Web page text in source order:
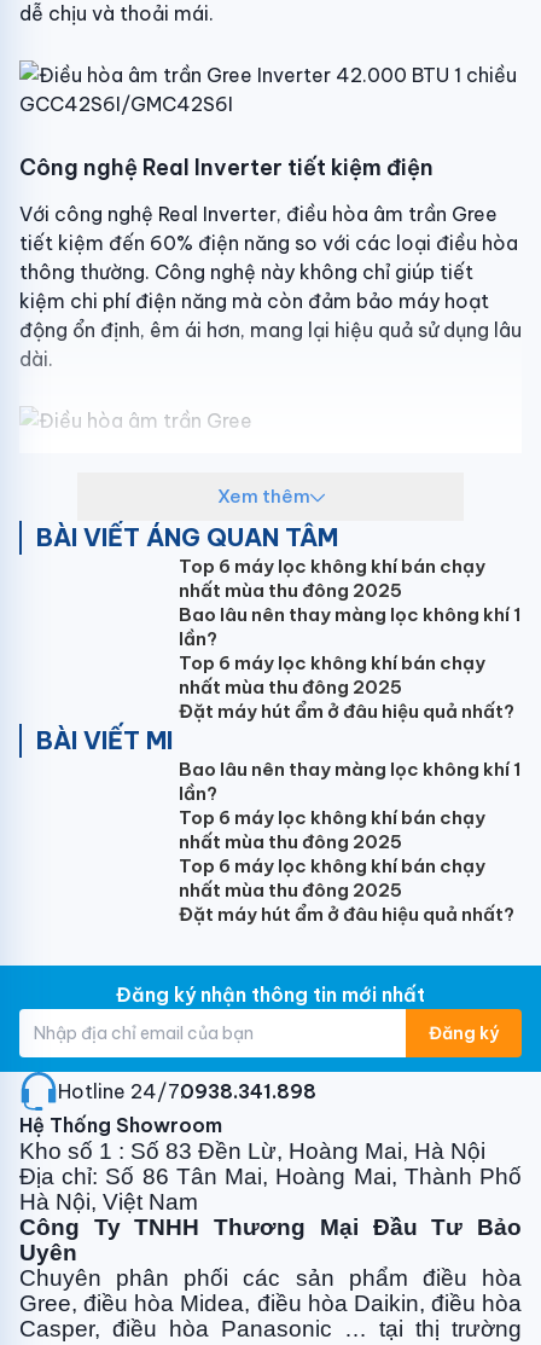
Nguồn điện áp:
Kích thước mặt nạ:
95cm x 95cm x 5.2cm(Dài x rộng x dày)
Trọng lượng: Mặt nạ(6kg)
Kích thước ống đồng (lỏng/gas):6mm/16mm
Xuất xứ & Bảo hành
Năm ra mắt: 2024
Thương hiệu: Gree
3 năm theo chính sách Hãng
dễ chịu và thoải mái.
Công nghệ Real Inverter tiết kiệm điện
Với công nghệ Real Inverter, điều hòa âm trần Gree
tiết kiệm đến 60% điện năng so với các loại điều hòa
thông thường. Công nghệ này không chỉ giúp tiết
kiệm chi phí điện năng mà còn đảm bảo máy hoạt
động ổn định, êm ái hơn, mang lại hiệu quả sử dụng lâu
dài.
Công nghệ Real Cool làm lạnh nhanh
Điều hòa1 chiều được trang bị công nghệ Real Cool
giúp làm lạnh nhanh chóng và sâu hơn, mang lại cảm
giác mát lạnh tức thì trong những ngày hè oi bức. Bạn
sẽ cảm nhận được sự thoải mái ngay khi bật máy, với
khả năng làm lạnh tự nhiên và dễ chịu.
Chế độ Turbo của điều hòa âm trần Gree cho phép
làm lạnh cực nhanh chỉ trong 3 phút. Máy hoạt động
với công suất tối đa, giúp giảm nhiệt độ phòng nhanh
chóng và hiệu quả, mang lại không khí mát mẻ ngay
Môi chất lạnh R32 thân thiện với môi trường
Điều hòa âm trần sử dụng môi chất lạnh R32 mới nhất
sẽ không gây ảnh hưởng đến tầng Ozone và giảm
thiểu khí thải gây hiệu ứng nhà kính. Đây là dòng gas
xanh an toàn cho sức khỏe và hiệu quả năng lượng
cao, giúp tiết kiệm chi phí vận hành dài lâu.
Điều hòa âm trần Gree
GCC42S6I/GMC42S6I là lựa
chọn lý tưởng cho các không gian yêu cầu làm mát
nhanh chóng và hiệu quả. Với thiết kế sang trọng,
công nghệ tiết kiệm điện và bảo vệ môi trường, sản
phẩm này hứa hẹn sẽ nâng cao chất lượng không khí
và sự thoải mái cho không gian sống và làm việc của
bạn.
Xem thêm
BÀI VIẾT ÁNG QUAN TÂM
Top 6 máy lọc không khí bán chạy
nhất mùa thu đông 2025
Bao lâu nên thay màng lọc không khí 1
lần?
Top 6 máy lọc không khí bán chạy
nhất mùa thu đông 2025
Đặt máy hút ẩm ở đâu hiệu quả nhất?
BÀI VIẾT MI
Bao lâu nên thay màng lọc không khí 1
lần?
Top 6 máy lọc không khí bán chạy
nhất mùa thu đông 2025
Top 6 máy lọc không khí bán chạy
nhất mùa thu đông 2025
Đặt máy hút ẩm ở đâu hiệu quả nhất?
Đăng ký nhận thông tin mới nhất
Đăng ký
Hotline 24/7:0938.341.898
Hệ Thống Showroom
Kho số 1 : Số 83 Đền Lừ, Hoàng Mai, Hà Nội
Địa chỉ: Số 86 Tân Mai, Hoàng Mai, Thành Phố
Hà Nội, Việt Nam
Công Ty TNHH Thương Mại Đầu Tư Bảo
Uyên
Chuyên phân phối các sản phẩm điều hòa
Gree, điều hòa Midea, điều hòa Daikin, điều hòa
Casper, điều hòa Panasonic … tại thị trường